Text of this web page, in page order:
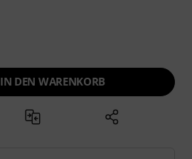
IN DEN WARENKORB